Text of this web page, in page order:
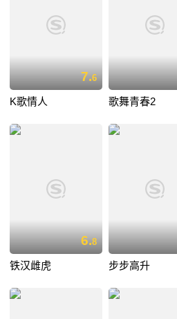
7.6
K歌情人 歌舞青春2
6.8
铁汉雌虎 步步高升